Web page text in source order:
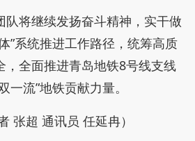
队将继续发扬奋斗精神，实干做
”系统推进工作路径，统筹高质
，全面推进青岛地铁8号线支线
一流”地铁贡献力量。
张超 通讯员 任延冉）